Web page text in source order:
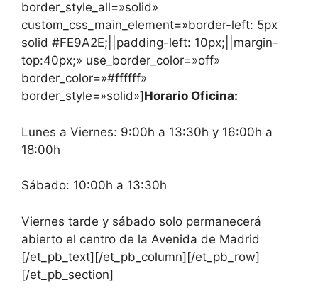
border_style_all=»solid»
custom_css_main_element=»border-left: 5px
solid #FE9A2E;||padding-left: 10px;||margin-
top:40px;» use_border_color=»off»
border_color=»#ffffff»
border_style=»solid»] Horario Oficina:
Lunes a Viernes: 9:00h a 13:30h y 16:00h a
18:00h
Sábado: 10:00h a 13:30h
Viernes tarde y sábado solo permanecerá
abierto el centro de la Avenida de Madrid
[/et_pb_text][/et_pb_column][/et_pb_row]
[/et_pb_section]